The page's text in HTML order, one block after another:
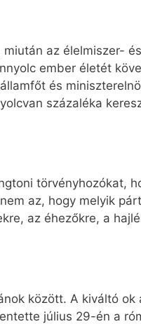
az élelmiszer-
ember életét
és
százaléka
törvényhozókat,
az, hogy melyik
az éhezőkre, a
között. A kiváltó ok
július 29-én a